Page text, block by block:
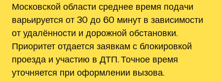
Московской области среднее время подачи
варьируется от 30 до 60 минут в зависимости
от удалённости и дорожной обстановки.
Приоритет отдается заявкам с блокировкой
проезда и участию в ДТП. Точное время
уточняется при оформлении вызова.